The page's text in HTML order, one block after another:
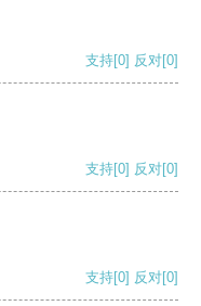
支持[0] 反对[0]
支持[0] 反对[0]
支持[0] 反对[0]